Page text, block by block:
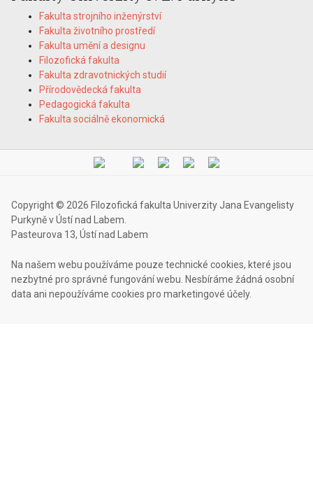
Fakulta strojního inženýrství
Fakulta životního prostředí
Fakulta umění a designu
Filozofická fakulta
Fakulta zdravotnických studií
Přírodovědecká fakulta
Pedagogická fakulta
Fakulta sociálně ekonomická
Copyright © 2026 Filozofická fakulta Univerzity Jana Evangelisty
Purkyně v Ústí nad Labem.
Pasteurova 13, Ústí nad Labem
Na našem webu používáme pouze technické cookies, které jsou
nezbytné pro správné fungování webu. Nesbíráme žádná osobní
data ani nepoužíváme cookies pro marketingové účely.